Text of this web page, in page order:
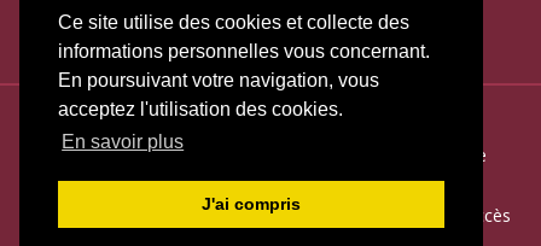
Ce site utilise des cookies et collecte des
informations personnelles vous concernant.
En poursuivant votre navigation, vous
acceptez l'utilisation des cookies.
En savoir plus
J'ai compris
ISSN électronique 2271-3131
Plan du site—Politique de publication
Politique de
confidentialité—Déclaration d’éthique
Créé et hébergé par Chapitre 9—
Accès